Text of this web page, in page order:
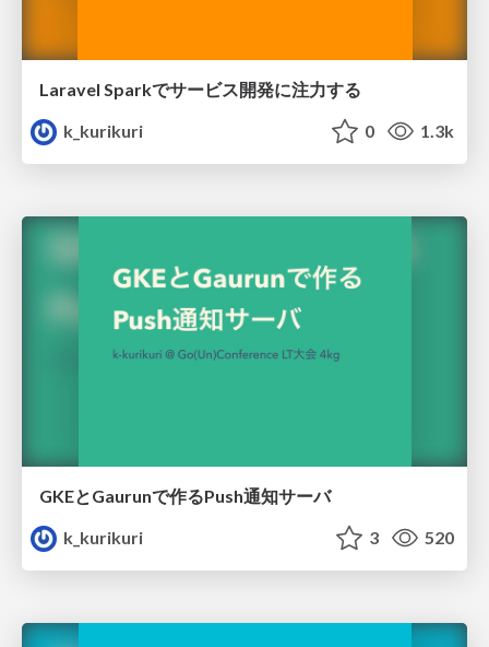
Laravel Sparkでサービス開発に注力する
k_kurikuri
0 1.3k
GKEとGaurunで作るPush通知サーバ
k_kurikuri
3 520